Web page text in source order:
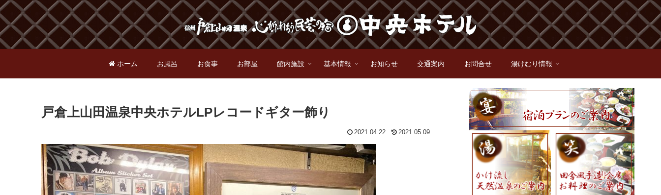
ホーム お風呂 お食事 お部屋 館内施設 基本情報 お知らせ 交通案内 お問合せ 湯けむり情報
戸倉上山田温泉中央ホテルLPレコードギター飾り
2021.04.22 2021.05.09